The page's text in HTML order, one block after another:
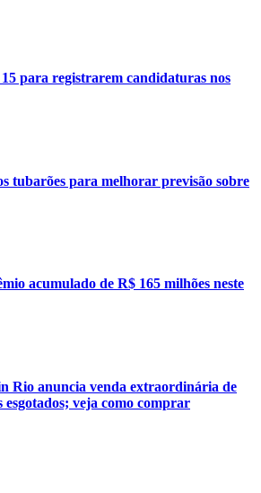
para registrarem candidaturas nos
tubarões para melhorar previsão sobre
acumulado de R$ 165 milhões neste
Rio anuncia venda extraordinária de
esgotados; veja como comprar